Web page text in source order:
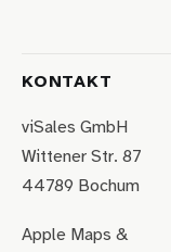
KONTAKT
viSales GmbH
Wittener Str. 87
44789 Bochum
Apple Maps &